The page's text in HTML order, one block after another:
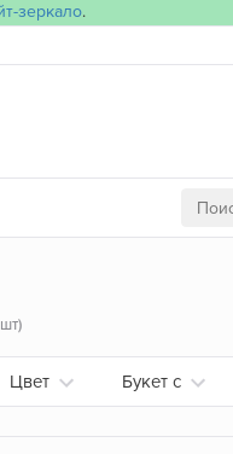
зеркало.
Цвет Букет с